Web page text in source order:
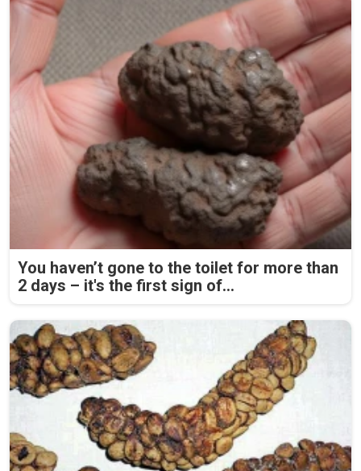
You haven’t gone to the toilet for more than
2 days – it's the first sign of...